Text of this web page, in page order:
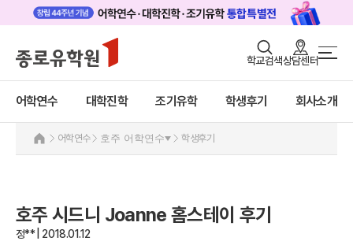
학교검색상담센터
어학연수 대학진학 조기유학 학생후기 회사소개
로그인 회원가입
어학연수
대학진학
조기/캠프
고객서비스
미국
캐나다
영국
호주
어학연수 호주 어학연수 학생후기
호주 시드니 Joanne 홈스테이 후기
정** | 2018.01.12